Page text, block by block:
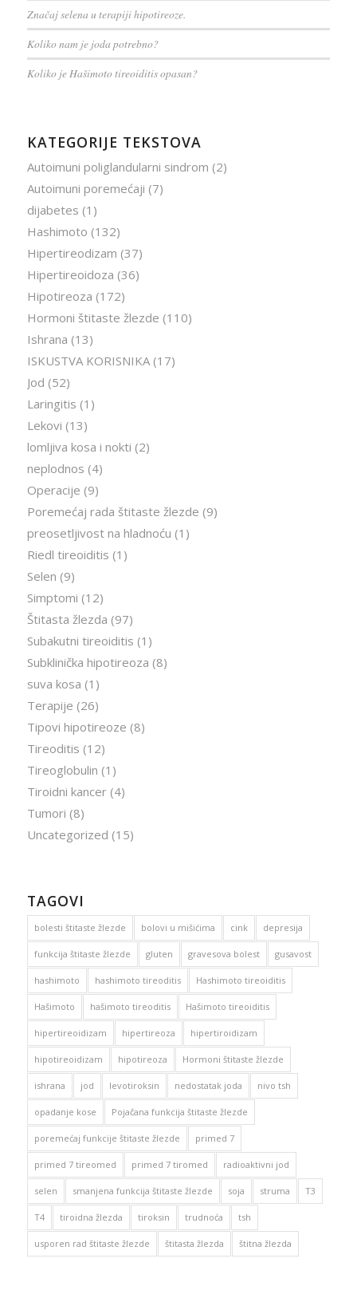
Značaj selena u terapiji hipotireoze.
Koliko nam je joda potrebno?
Koliko je Hašimoto tireoiditis opasan?
KATEGORIJE TEKSTOVA
Autoimuni poliglandularni sindrom (2)
Autoimuni poremećaji (7)
dijabetes (1)
Hashimoto (132)
Hipertireodizam (37)
Hipertireoidoza (36)
Hipotireoza (172)
Hormoni štitaste žlezde (110)
Ishrana (13)
ISKUSTVA KORISNIKA(17)
Jod (52)
Laringitis (1)
Lekovi (13)
lomljiva kosa i nokti (2)
neplodnos (4)
Operacije (9)
Poremećaj rada štitaste žlezde (9)
preosetljivost na hladnoću (1)
Riedl tireoiditis (1)
Selen (9)
Simptomi (12)
Štitasta žlezda (97)
Subakutni tireoiditis (1)
Subklinička hipotireoza (8)
suva kosa (1)
Terapije (26)
Tipovi hipotireoze (8)
Tireoditis (12)
Tireoglobulin (1)
Tiroidni kancer(4)
Tumori (8)
Uncategorized (15)
TAGOVI
bolesti štitaste žlezde bolovi u mišićima cink depresija
funkcija štitaste žlezde gluten gravesova bolest gusavost
hashimoto hashimoto tireoditis Hashimoto tireoiditis
Hašimoto hašimoto tireoditis Hašimoto tireoiditis
hipertireoidizam hipertireoza hipertiroidizam
hipotireoidizam hipotireoza Hormoni štitaste žlezde
ishrana jod levotiroksin nedostatak joda nivo tsh
opadanje kose Pojačana funkcija štitaste žlezde
poremećaj funkcije štitaste žlezde primed 7
primed 7 tireomed primed 7 tiromed radioaktivni jod
selen smanjena funkcija štitaste žlezde soja struma T3
T4 tiroidna žlezda tiroksin trudnoća tsh
usporen rad štitaste žlezde štitasta žlezda štitna žlezda